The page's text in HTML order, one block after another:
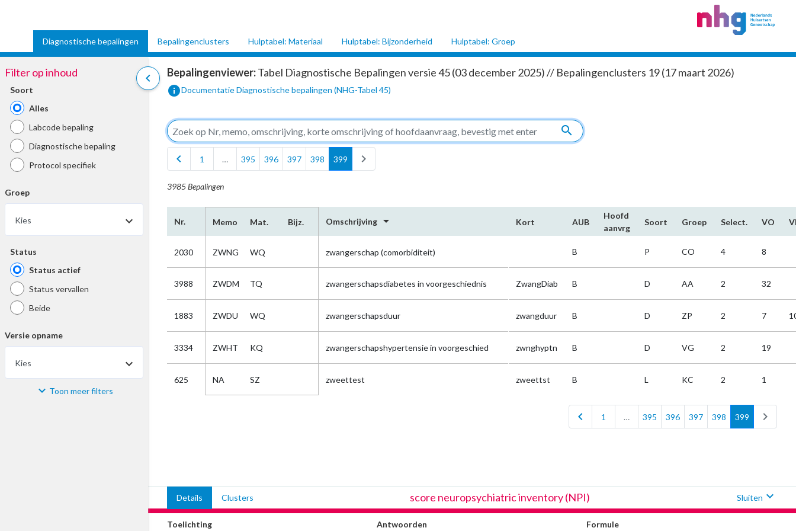
Diagnostische bepalingen Bepalingenclusters Hulptabel: Materiaal Hulptabel: Bijzonderheid Hulptabel: Groep
chevron_left
Filter op inhoud
Soort
Alles
Labcode bepaling
Diagnostische bepaling
Protocol specifiek
Groep
Kies
Status
Status actief
Status vervallen
Beide
Versie opname
Kies
Materiaal Toon meer filters
Bepalingenviewer:Tabel Diagnostische Bepalingen versie 45 (03 december 2025) // Bepalingenclusters 19 (17 maart 2026)
infoDocumentatie Diagnostische bepalingen (NHG-Tabel 45)
search
chevron_left
1 … 395 396 397 398 399 chevron_right
3985 Bepalingen
Nr. Memo Mat. Bijz. Omschrijving arrow_drop_down Kort AUB
Hoofd​
aanvrg
Soort Groep Select. VO
2030 ZWNG WQ zwangerschap (comorbiditeit) B P CO 4 8
3988 ZWDM TQ zwangerschapsdiabetes in voorgeschiednis ZwangDiab B D AA 2 32
1883 ZWDU WQ zwangerschapsduur zwangduur B D ZP 2 7
3334 ZWHT KQ zwangerschapshypertensie in voorgeschied zwnghyptn B D VG 2 19
625 NA SZ zweettest zweettst B L KC 2 1
chevron_left 1 … 395 396 397 398 399 chevron_right
Details Clusters score neuropsychiatric inventory (NPI) Sluiten expand_more
Toelichting Antwoorden Formule